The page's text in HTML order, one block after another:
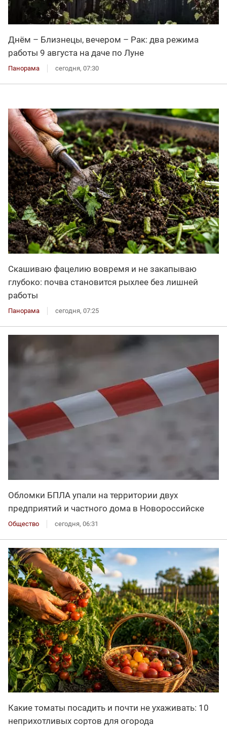
Днём – Близнецы, вечером – Рак: два режима
работы 9 августа на даче по Луне
Панорама сегодня, 07:30
Скашиваю фацелию вовремя и не закапываю
глубоко: почва становится рыхлее без лишней
работы
Панорама сегодня, 07:25
Обломки БПЛА упали на территории двух
предприятий и частного дома в Новороссийске
Общество сегодня, 06:31
Какие томаты посадить и почти не ухаживать: 10
неприхотливых сортов для огорода